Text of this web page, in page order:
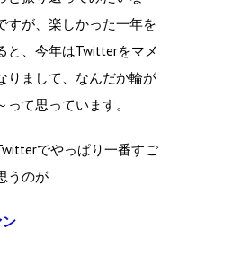
すが、楽しかった一年を
と、今年はTwitterをマメ
りまして、なんだか輪が
って思っています。
でやっぱり一番すご
うのが